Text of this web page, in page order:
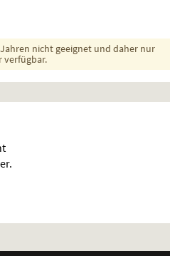
nicht geeignet und daher nur
verfügbar.